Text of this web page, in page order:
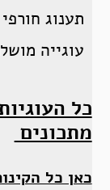
תענוג חורפי
עוגייה
כל
מתכונים
כאן כל